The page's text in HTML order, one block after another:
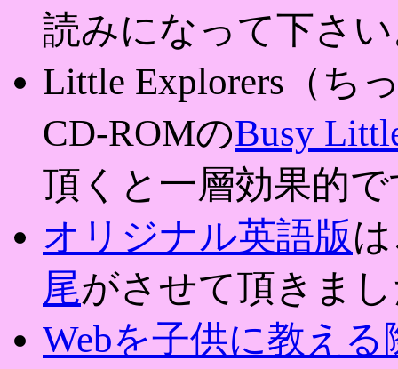
読みになって下さ
Little Explorers（ち
CD-ROMのBusy
頂くと一層効果的
オリジナル英語版
尾がさせて頂きま
Webを子供に教え